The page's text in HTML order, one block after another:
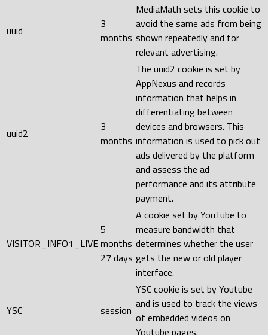
uuid
3
months
MediaMath sets this cookie to
avoid the same ads from being
shown repeatedly and for
relevant advertising.
uuid2
3
months
The uuid2 cookie is set by
AppNexus and records
information that helps in
differentiating between
devices and browsers. This
information is used to pick out
ads delivered by the platform
and assess the ad
performance and its attribute
payment.
VISITOR_INFO1_LIVE
5
months
27 days
A cookie set by YouTube to
measure bandwidth that
determines whether the user
gets the new or old player
interface.
YSC session
YSC cookie is set by Youtube
and is used to track the views
of embedded videos on
Youtube pages.